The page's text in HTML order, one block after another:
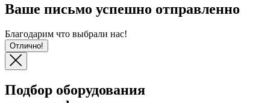
Ваше письмо успешно отправленно
Благодарим что выбрали нас!
Отлично!
Подбор оборудования